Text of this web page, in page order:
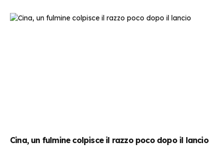
Cina, un fulmine colpisce il razzo poco dopo il lancio